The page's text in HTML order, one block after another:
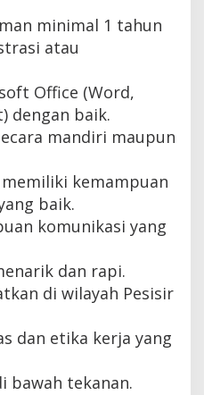
minimal 1 tahun
atau
Office (Word,
dengan baik.
mandiri maupun
kemampuan
baik.
komunikasi yang
dan rapi.
di wilayah Pesisir
dan etika kerja yang
bawah tekanan.